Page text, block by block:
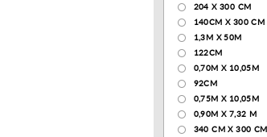
204 Х 300 СМ
140CM X 300 CM
1,3М Х 50М
122СМ
0,70М Х 10,05М
92CM
0,75М Х 10,05М
0,90М Х 7,32 М
340 CM X 300 CM